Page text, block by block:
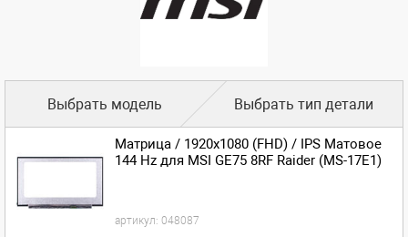
Выбрать модель Выбрать тип детали
Матрица / 1920x1080 (FHD) / IPS Матовое
144 Hz для MSI GE75 8RF Raider (MS-17E1)
артикул: 048087